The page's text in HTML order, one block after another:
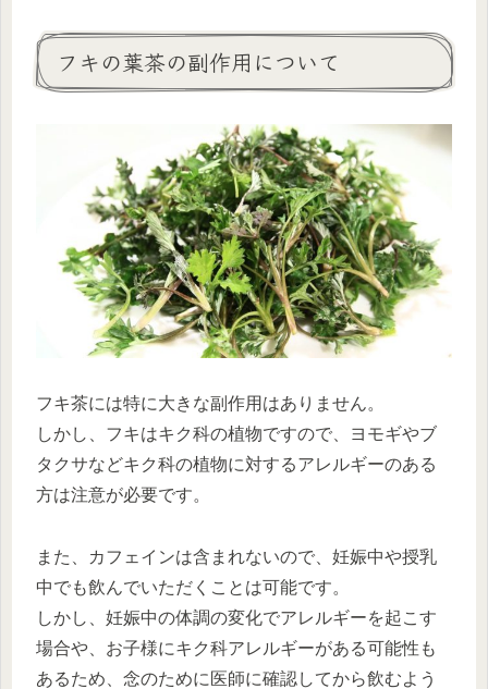
フキの葉茶の副作用について
フキ茶には特に大きな副作用はありません。
しかし、フキはキク科の植物ですので、ヨモギやブ
タクサなどキク科の植物に対するアレルギーのある
方は注意が必要です。
また、カフェインは含まれないので、妊娠中や授乳
中でも飲んでいただくことは可能です。
しかし、妊娠中の体調の変化でアレルギーを起こす
場合や、お子様にキク科アレルギーがある可能性も
あるため、念のために医師に確認してから飲むよう